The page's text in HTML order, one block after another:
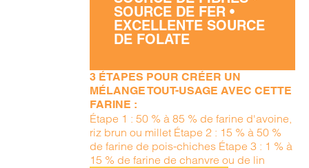
SOURCE DE FER •
EXCELLENTE SOURCE
DE FOLATE
3 ÉTAPES POUR CRÉER UN
MÉLANGE TOUT-USAGE AVEC CETTE
FARINE :
Étape 1 : 50 % à 85 % de farine d'avoine,
riz brun ou millet Étape 2 : 15 % à 50 %
de farine de pois-chiches Étape 3 : 1 % à
15 % de farine de chanvre ou de lin